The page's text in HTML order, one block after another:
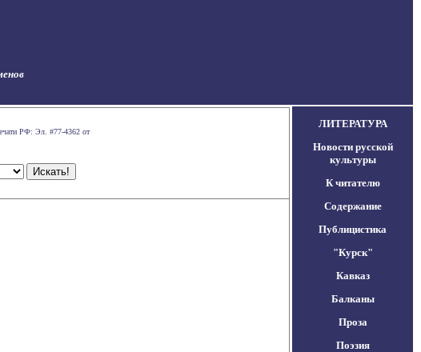
РФ: Эл. #77-4362 от
ЛИТЕРАТУРА
Новости русской
культуры
К читателю
Содержание
Публицистика
"Курск"
Кавказ
Балканы
Проза
Поэзия